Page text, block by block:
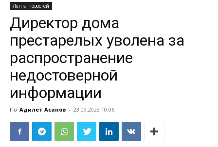
Лента новостей
Директор дома
престарелых уволена за
распространение
недостоверной
информации
По Адилет Асанов - 23.09.2023 10:06